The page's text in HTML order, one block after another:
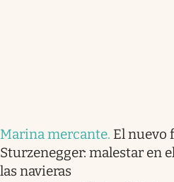
Marina mercante. El nuevo
Sturzenegger: malestar en
las navieras